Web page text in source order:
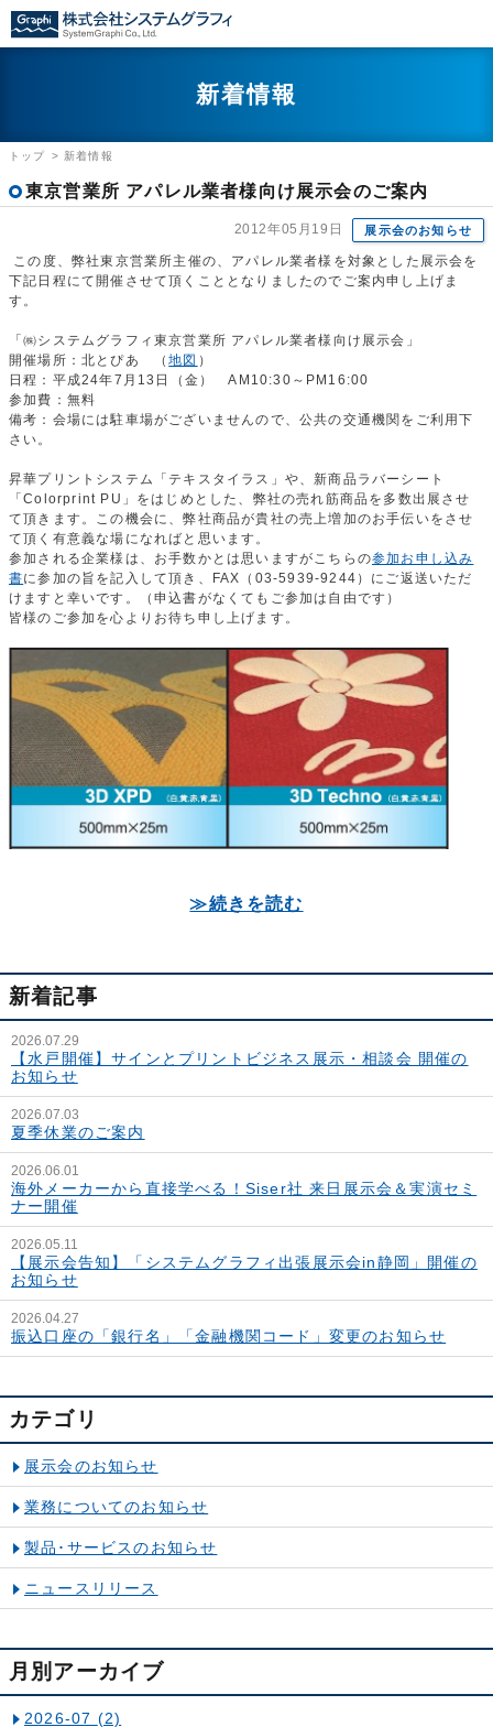
新着情報
トップ > 新着情報
東京営業所 アパレル業者様向け展示会のご案内
2012年05月19日 展示会のお知らせ
この度、弊社東京営業所主催の、アパレル業者様を対象とした展示会を
下記日程にて開催させて頂くこととなりましたのでご案内申し上げま
す。
「㈱システムグラフィ東京営業所 アパレル業者様向け展示会」
開催場所：北とぴあ （地図 ）
日程：平成24年7月13日（金） AM10:30～PM16:00
参加費：無料
備考：会場には駐車場がございませんので、公共の交通機関をご利用下
さい。
昇華プリントシステム「テキスタイラス」や、新商品ラバーシート
「Colorprint PU」をはじめとした、弊社の売れ筋商品を多数出展させ
て頂きます。この機会に、弊社商品が貴社の売上増加のお手伝いをさせ
て頂く有意義な場になればと思います。
参加される企業様は、お手数かとは思いますがこちらの参加お申し込み
書に参加の旨を記入して頂き、FAX（03-5939-9244）にご返送いただ
けますと幸いです。（申込書がなくてもご参加は自由です）
皆様のご参加を心よりお待ち申し上げます。
≫続きを読む
新着記事
2026.07.29
【水戸開催】サインとプリントビジネス展示・相談会 開催の
お知らせ
2026.07.03
夏季休業のご案内
2026.06.01
海外メーカーから直接学べる！Siser社 来日展示会＆実演セミ
ナー開催
2026.05.11
【展示会告知】「システムグラフィ出張展示会in静岡」開催の
お知らせ
2026.04.27
振込口座の「銀行名」「金融機関コード」変更のお知らせ
カテゴリ
展示会のお知らせ
業務についてのお知らせ
製品･サービスのお知らせ
ニュースリリース
月別アーカイブ
2026-07 (2)